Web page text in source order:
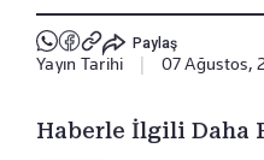
Paylaş
Yayın Tarihi 07 Ağustos,
Haberle İlgili Daha